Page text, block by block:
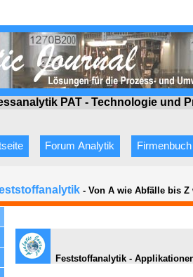
PAT - Technologie und
Forum Analytik Firmenbuch
- Von A wie Abfälle bis Z
Feststoffanalytik -